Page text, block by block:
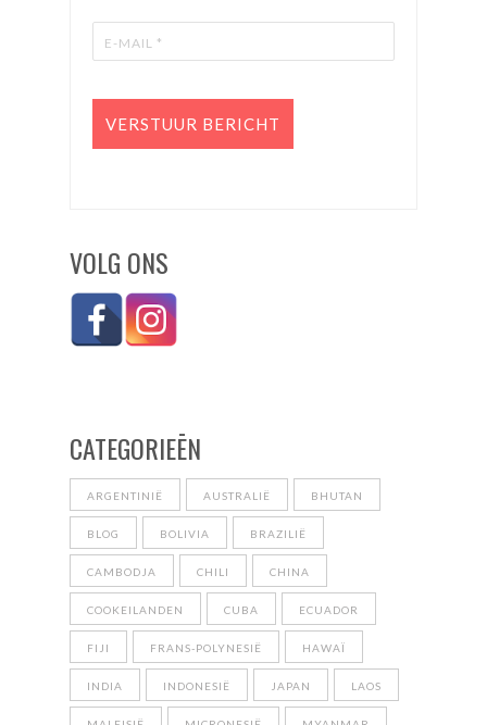
VOLG ONS
CATEGORIEĒN
ARGENTINIË AUSTRALIË BHUTAN
BLOG BOLIVIA BRAZILIË
CAMBODJA CHILI CHINA
COOKEILANDEN CUBA ECUADOR
FIJI FRANS-POLYNESIË HAWAÏ
INDIA INDONESIË JAPAN LAOS